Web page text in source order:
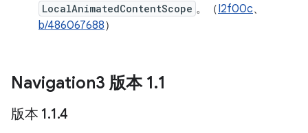
LocalAnimatedContentScope 。（I2f00c、
b/486067688）
Navigation3 版本 1.1
版本 1.1.4